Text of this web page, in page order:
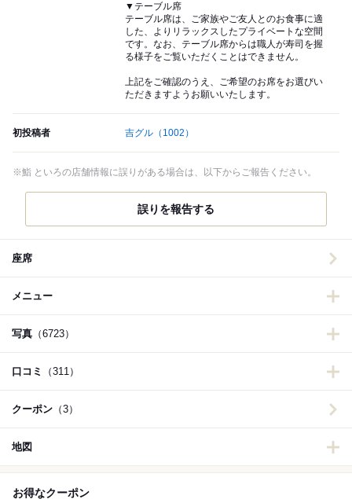
▼テーブル席
テーブル席は、ご家族やご友人とのお食事に適
した、よりリラックスしたプライベートな空間
です。なお、テーブル席からは職人が寿司を握
る様子をご覧いただくことはできません。
上記をご確認のうえ、ご希望のお席をお選びい
ただきますようお願いいたします。
初投稿者 吉グル （1002）
※鮨 といろの店舗情報に誤りがある場合は、以下からご報告ください。
誤りを報告する
座席
メニュー
写真 （6723）
口コミ （311）
クーポン （3）
地図
お得なクーポン